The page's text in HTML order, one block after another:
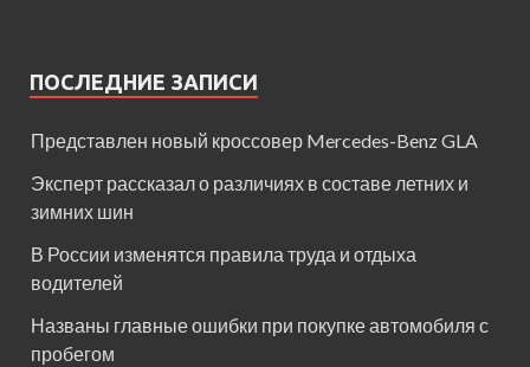
ПОСЛЕДНИЕ ЗАПИСИ
Представлен новый кроссовер Mercedes-Benz GLA
Эксперт рассказал о различиях в составе летних и
зимних шин
В России изменятся правила труда и отдыха
водителей
Названы главные ошибки при покупке автомобиля с
пробегом